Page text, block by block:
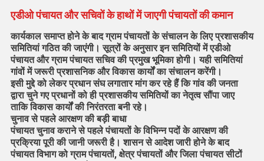
एडीओ पंचायत और सचिवों के हाथों मेंजाएगी पंचायतों की कमान
कार्यकाल समाप्त होने के बाद ग्राम पंचायतों के संचालन के लिए प्रशासकीय
समितियां गठित की जाएंगी। सूत्रों के अनुसार इन समितियों में एडीओ
पंचायत और ग्राम पंचायत सचिव की प्रमुख भूमिका होगी। यही समितियां
गांवों में जरूरी प्रशासनिक और विकास कार्यों का संचालन करेंगी।
इसी मुद्दे को लेकर प्रधान संघ लगातार मांग कर रहे हैं कि गांव की जनता
द्वारा चुने गए प्रधानों को ही प्रशासकीय समितियों का नेतृत्व सौंपा जाए
ताकि विकास कार्यों की निरंतरता बनी रहे।
चुनाव से पहले आरक्षण की बड़ी बाधा
पंचायत चुनाव कराने से पहले पंचायतों के विभिन्न पदों के आरक्षण की
प्रक्रिया पूरी की जानी जरूरी है। शासन से आदेश जारी होने के बाद
पंचायत विभाग को ग्राम पंचायतों, क्षेत्र पंचायतों और जिला पंचायत सीटों